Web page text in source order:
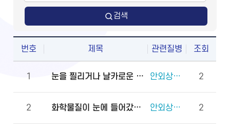
검색
번호 제목 관련질병 조회
1 눈을 찔리거나 날카로운 물체에 다쳤을 때 물로 씻어도 되나요? 안외상(천공 외상) 2
2 화학물질이 눈에 들어갔을 때 안과에 먼저 가야 하나요, 물로 먼저 씻어야 하나요? 안외상(각막화상) 2